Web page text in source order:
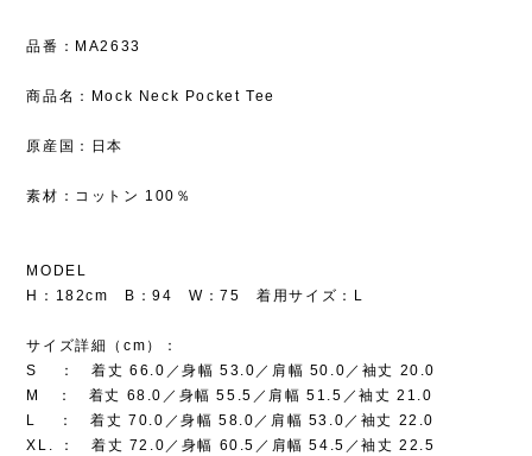
品番：MA2633
商品名：Mock Neck Pocket Tee
原産国：日本
素材：コットン 100％
MODEL
H：182cm B：94 W：75 着用サイズ：L
サイズ詳細（cm）：
S ： 着丈 66.0／身幅 53.0／肩幅 50.0／袖丈 20.0
M ： 着丈 68.0／身幅 55.5／肩幅 51.5／袖丈 21.0
L ： 着丈 70.0／身幅 58.0／肩幅 53.0／袖丈 22.0
XL. ： 着丈 72.0／身幅 60.5／肩幅 54.5／袖丈 22.5